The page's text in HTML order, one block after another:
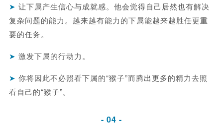
➤ 让下属产生信心与成就感。他会觉得自己居然也有解决
复杂问题的能力。越来越有能力的下属能越来越胜任更重
要的任务。
➤ 激发下属的行动力。
➤ 你将因此不必照看下属的“猴子”而腾出更多的精力去照
看自己的“猴子”。
- 04 -